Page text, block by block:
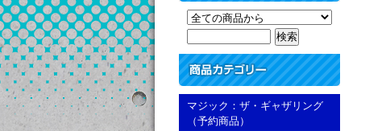
マジック：ザ・ギャザリング
（予約商品）